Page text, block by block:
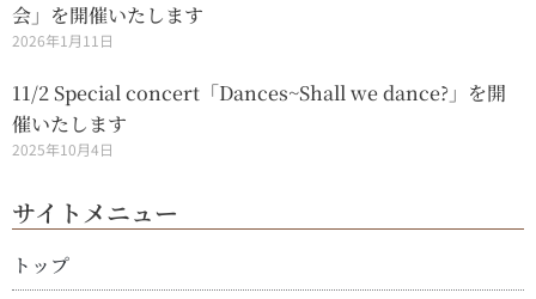
会」を開催いたします
2026年1月11日
11/2 Special concert「Dances~Shall we dance?」を開
催いたします
2025年10月4日
サイトメニュー
トップ